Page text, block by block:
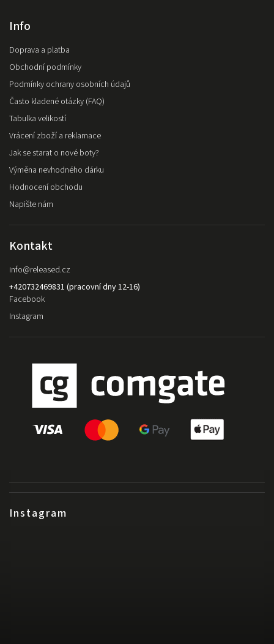
Instagram
Info
Doprava a platba
Obchodní podmínky
Podmínky ochrany osobních údajů
Často kladené otázky (FAQ)
Tabulka velikostí
Vrácení zboží a reklamace
Jak se starat o nové boty?
Výměna nevhodného dárku
Hodnocení obchodu
Napište nám
Kontakt
info@released.cz
+420732469831 (pracovní dny 12-16)
Facebook
Instagram